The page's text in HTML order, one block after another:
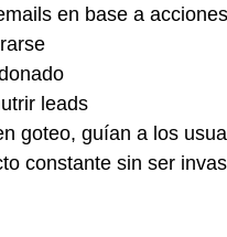
en base a
leads
goteo, guían a los
constante sin ser